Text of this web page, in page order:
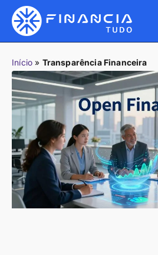
Início » Transparência Financeira